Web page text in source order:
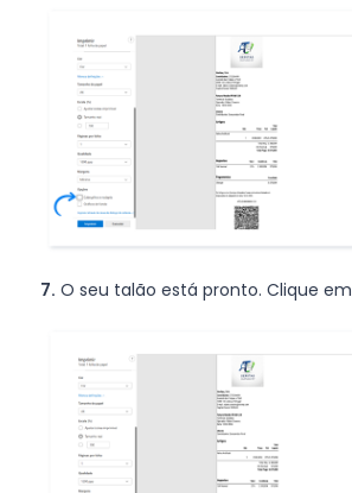
7. O seu talão está pronto. Clique em